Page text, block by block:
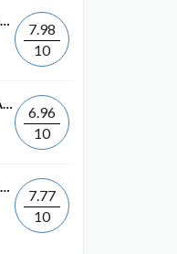
Éstiam Parcours Niveau 7 Web &...
7.98
10
Éstiam Parcours Niveau 7 SAP ERP...
6.96
10
Éstiam Parcours Niveau 7 Web &...
7.77
10